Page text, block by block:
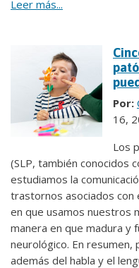
Leer más...
Por:
16,
Los
(SLP, también conocidos
estudiamos la
trastornos asociados con
en que usamos nuestros
manera en que madura y
neurológico. En
además del habla y el